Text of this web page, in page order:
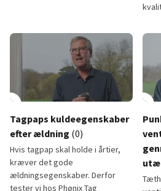
Tagpaps kuldeegenskaber
efter ældning (0)
Hvis tagpap skal holde i årtier,
kræver det gode
ældningsegenskaber. Derfor
tester vi hos Phønix Tag
play_circle